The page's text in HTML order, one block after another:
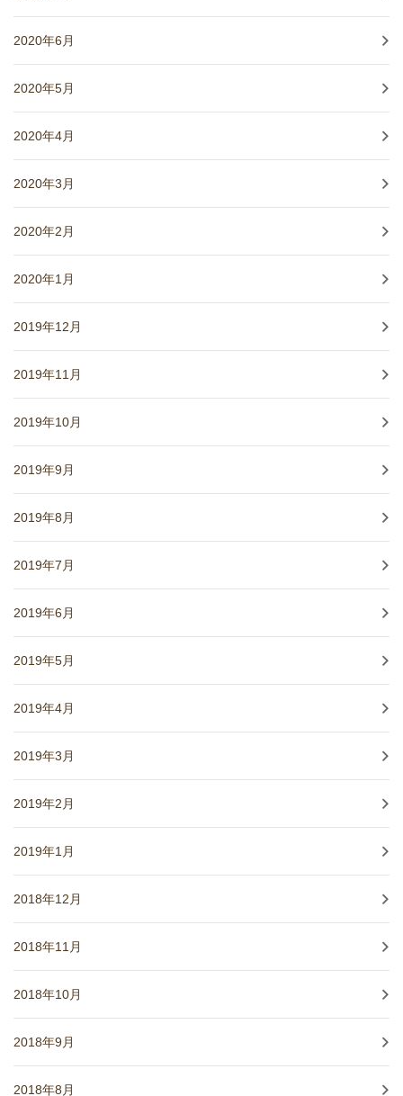
2020年6月
2020年5月
2020年4月
2020年3月
2020年2月
2020年1月
2019年12月
2019年11月
2019年10月
2019年9月
2019年8月
2019年7月
2019年6月
2019年5月
2019年4月
2019年3月
2019年2月
2019年1月
2018年12月
2018年11月
2018年10月
2018年9月
2018年8月